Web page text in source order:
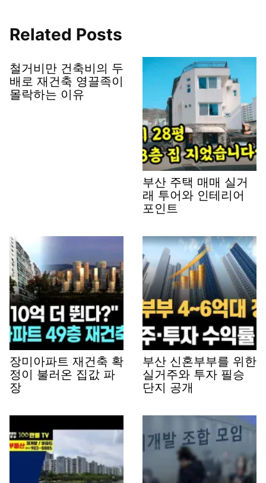
Related Posts
철거비만 건축비의 두
배로 재건축 영끌족이
몰락하는 이유
부산 주택 매매 실거
래 투어와 인테리어
포인트
장미아파트 재건축 확
정이 불러온 집값 파
장
부산 신혼부부를 위한
실거주와 투자 필승
단지 공개